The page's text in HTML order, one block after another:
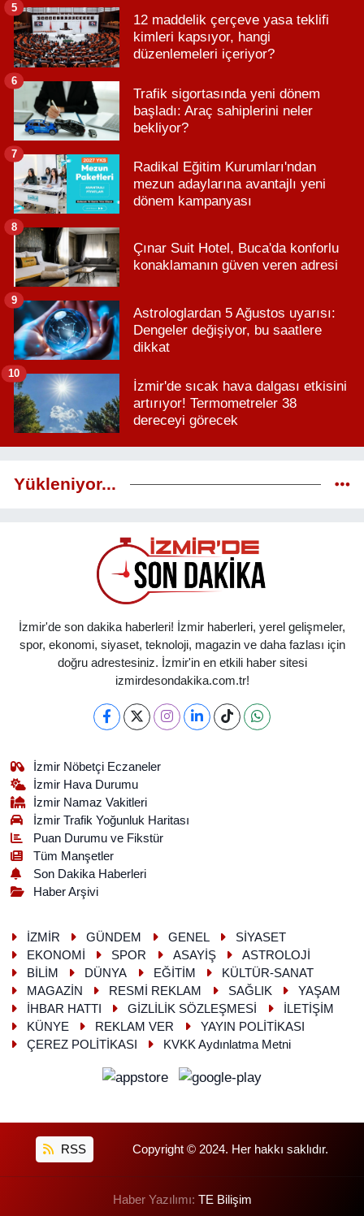
12 maddelik çerçeve yasa teklifi
kimleri kapsıyor, hangi
düzenlemeleri içeriyor?
5
Trafik sigortasında yeni dönem
başladı: Araç sahiplerini neler
bekliyor?
6
Radikal Eğitim Kurumları'ndan
mezun adaylarına avantajlı yeni
dönem kampanyası
7
Çınar Suit Hotel, Buca'da konforlu
konaklamanın güven veren adresi
8
Astrologlardan 5 Ağustos uyarısı:
Dengeler değişiyor, bu saatlere
dikkat
9
İzmir'de sıcak hava dalgası etkisini
artırıyor! Termometreler 38
dereceyi görecek
10
Yükleniyor...
İzmir'de son dakika haberleri! İzmir haberleri, yerel gelişmeler,
spor, ekonomi, siyaset, teknoloji, magazin ve daha fazlası için
doğru adrestesiniz. İzmir'in en etkili haber sitesi
izmirdesondakika.com.tr!
İzmir Nöbetçi Eczaneler
İzmir Hava Durumu
İzmir Namaz Vakitleri
İzmir Trafik Yoğunluk Haritası
Puan Durumu ve Fikstür
Tüm Manşetler
Son Dakika Haberleri
Haber Arşivi
İZMİR GÜNDEM GENEL
SİYASET
EKONOMİ
SPOR ASAYİŞ
ASTROLOJİ
BİLİM
DÜNYA EĞİTİM
KÜLTÜR-SANAT
MAGAZİN
RESMİ REKLAM SAĞLIK
YAŞAM
İHBAR HATTI
GİZLİLİK SÖZLEŞMESİ
İLETİŞİM
KÜNYE
REKLAM VER
YAYIN POLİTİKASI
ÇEREZ POLİTİKASI
KVKK Aydınlatma Metni
RSS Copyright © 2024. Her hakkı saklıdır.
Haber Yazılımı: TE Bilişim